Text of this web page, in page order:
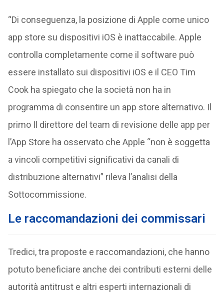
“Di conseguenza, la posizione di Apple come unico
app store su dispositivi iOS è inattaccabile. Apple
controlla completamente come il software può
essere installato sui dispositivi iOS e il CEO Tim
Cook ha spiegato che la società non ha in
programma di consentire un app store alternativo. Il
primo Il direttore del team di revisione delle app per
l’App Store ha osservato che Apple “non è soggetta
a vincoli competitivi significativi da canali di
distribuzione alternativi” rileva l’analisi della
Sottocommissione.
Le raccomandazioni dei commissari
Tredici, tra proposte e raccomandazioni, che hanno
potuto beneficiare anche dei contributi esterni delle
autorità antitrust e altri esperti internazionali di